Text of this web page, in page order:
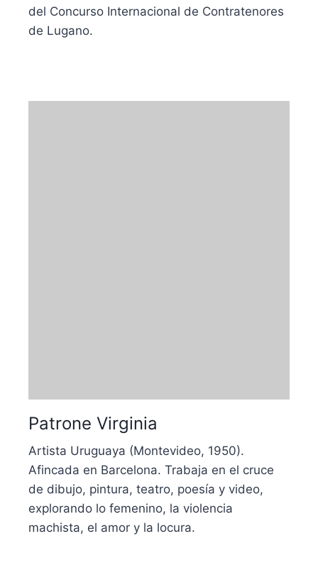
del Concurso Internacional de Contratenores
de Lugano.
Patrone Virginia
Artista Uruguaya (Montevideo, 1950).
Afincada en Barcelona. Trabaja en el cruce
de dibujo, pintura, teatro, poesía y video,
explorando lo femenino, la violencia
machista, el amor y la locura.